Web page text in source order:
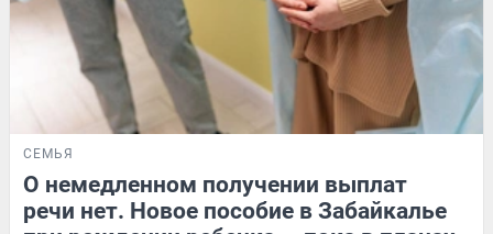
СЕМЬЯ
О немедленном получении выплат
речи нет. Новое пособие в Забайкалье